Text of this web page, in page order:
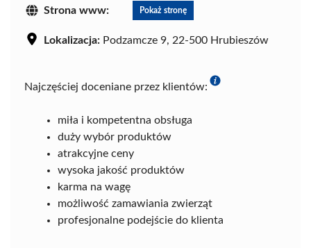
Strona www: Pokaż stronę
Lokalizacja: Podzamcze 9, 22-500 Hrubieszów
Najczęściej doceniane przez klientów:
miła i kompetentna obsługa
duży wybór produktów
atrakcyjne ceny
wysoka jakość produktów
karma na wagę
możliwość zamawiania zwierząt
profesjonalne podejście do klienta